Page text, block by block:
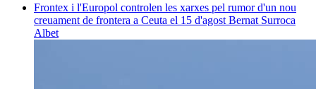
Frontex i l'Europol controlen les xarxes pel rumor d'un nou
creuament de frontera a Ceuta el 15 d'agost Bernat Surroca
Albet